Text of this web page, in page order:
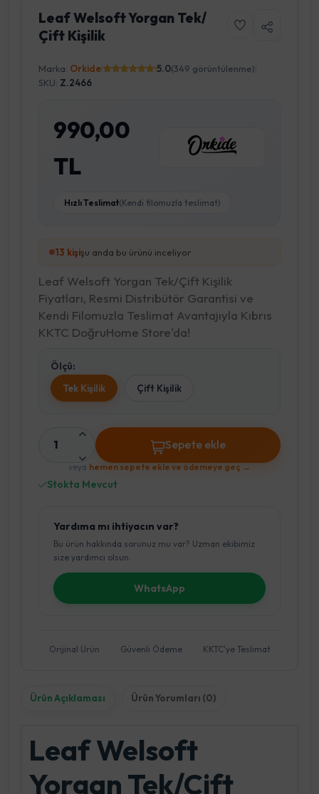
Leaf Welsoft Yorgan Tek/
Çift Kişilik
Marka: Orkide 5.0(349 görüntülenme)
SKU: Z.2466
990,00
TL
Hızlı Teslimat(Kendi filomuzla teslimat)
13 kişişu anda bu ürünü inceliyor
Leaf Welsoft Yorgan Tek/Çift Kişilik
Fiyatları, Resmi Distribütör Garantisi ve
Kendi Filomuzla Teslimat Avantajıyla Kıbrıs
KKTC DoğruHome Store'da!
Ölçü:
Tek Kişilik
Çift Kişilik
1 Sepete ekle
veya hemen sepete ekle ve ödemeye geç →
Stokta Mevcut
Yardıma mı ihtiyacın var?
Bu ürün hakkında sorunuz mu var? Uzman ekibimiz
size yardımcı olsun.
WhatsApp
Orijinal Ürün Güvenli Ödeme KKTC'ye Teslimat
Ürün Açıklaması Ürün Yorumları (0)
Leaf Welsoft
Yorgan Tek/Çift